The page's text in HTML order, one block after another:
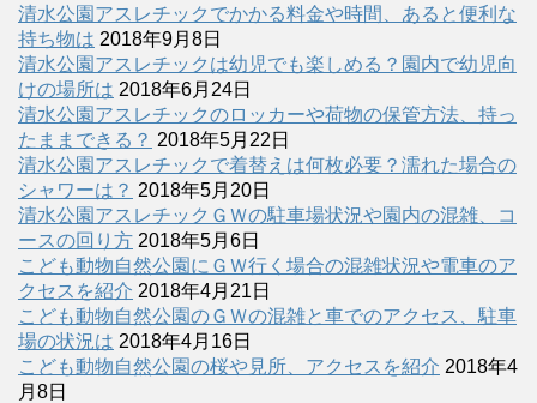
清水公園アスレチックでかかる料金や時間、あると便利な
持ち物は 2018年9月8日
清水公園アスレチックは幼児でも楽しめる？園内で幼児向
けの場所は 2018年6月24日
清水公園アスレチックのロッカーや荷物の保管方法、持っ
たままできる？ 2018年5月22日
清水公園アスレチックで着替えは何枚必要？濡れた場合の
シャワーは？ 2018年5月20日
清水公園アスレチックＧＷの駐車場状況や園内の混雑、コ
ースの回り方 2018年5月6日
こども動物自然公園にＧＷ行く場合の混雑状況や電車のア
クセスを紹介 2018年4月21日
こども動物自然公園のＧＷの混雑と車でのアクセス、駐車
場の状況は 2018年4月16日
こども動物自然公園の桜や見所、アクセスを紹介 2018年4
月8日